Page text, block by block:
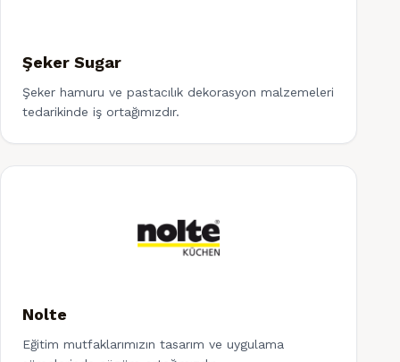
Şeker Sugar
Şeker hamuru ve pastacılık dekorasyon malzemeleri
tedarikinde iş ortağımızdır.
Nolte
Eğitim mutfaklarımızın tasarım ve uygulama